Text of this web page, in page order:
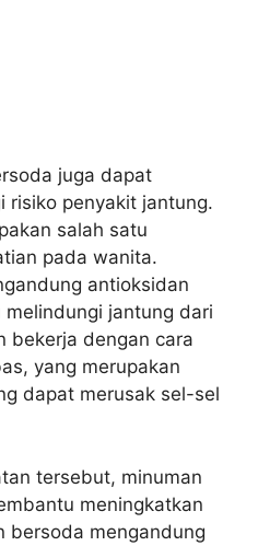
juga dapat
risiko penyakit jantung.
salah satu
pada wanita.
antioksidan
jantung dari
bekerja dengan cara
yang merupakan
dapat merusak sel-sel
tersebut, minuman
meningkatkan
bersoda mengandung